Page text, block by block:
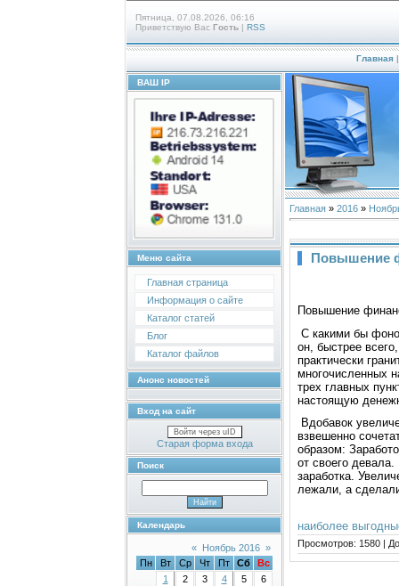
Пятница, 07.08.2026, 06:16
Приветствую Вас Гость | RSS
Главная
ВАШ IP
Меню сайта
Главная страница
Информация о сайте
Каталог статей
Блог
Каталог файлов
Анонс новостей
Вход на сайт
Войти через uID
Старая форма входа
Поиск
Календарь
« Ноябрь 2016 »
Пн
Вт Ср Чт Пт Сб
Вс
1
2 3 4 5
6
Главная » 2016 »
Повышение
Повышение
С какими бы
он, быстрее
практически
многочисленных
трех главных
настоящую
Вдобавок
взвешенно
образом:
от своего
заработка.
лежали, а
наиболее
Просмотров: 1580 |